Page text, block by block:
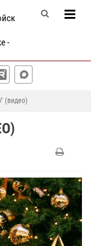
-
(видео)